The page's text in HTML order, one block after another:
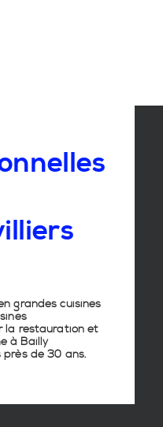
grandes cuisines
la restauration et
à Bailly
près de 30 ans.